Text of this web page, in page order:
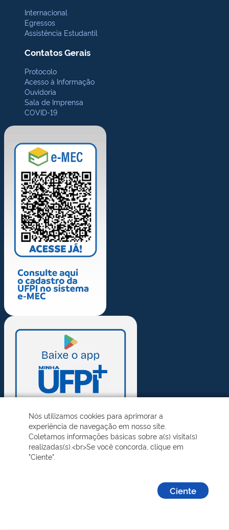
Internacional
Egressos
Assistência Estudantil
Contatos Gerais
Protocolo
Acesso à Informação
Ouvidoria
Sala de Imprensa
COVID-19
Nós utilizamos cookies para aprimorar a
experiência de navegação em nosso site.
Coletamos informações básicas sobre a(s) visita(s)
realizadas(s).<br>Se você concorda, clique em
"Ciente".
Ciente